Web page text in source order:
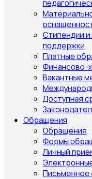
Стипендии
поддержки
Платные
Финансово-
Вакантные
Доступная
Обращения
Обращения
Формы
Личный